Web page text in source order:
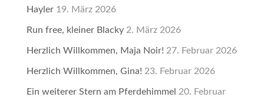
Hayler 19. März 2026
Run free, kleiner Blacky 2. März 2026
Herzlich Willkommen, Maja Noir! 27. Februar 2026
Herzlich Willkommen, Gina! 23. Februar 2026
Ein weiterer Stern am Pferdehimmel 20. Februar